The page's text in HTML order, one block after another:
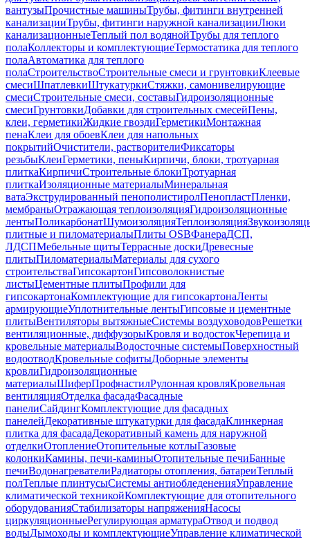
вантузыПрочистные машиныТрубы, фитинги внутренней
канализацииТрубы, фитинги наружной канализацииЛюки
канализационныеТеплый пол водянойТрубы для теплого
полаКоллекторы и комплектующиеТермостатика для теплого
полаАвтоматика для теплого
полаСтроительствоСтроительные смеси и грунтовкиКлеевые
смесиШпатлевкиШтукатуркиСтяжки, самонивелирующие
смесиСтроительные смеси, составыГидроизоляционные
смесиГрунтовкиДобавки для строительных смесейПены,
клеи, герметикиЖидкие гвоздиГерметикиМонтажная
пенаКлеи для обоевКлеи для напольных
покрытийОчистители, растворителиФиксаторы
резьбыКлеиГерметики, пеныКирпичи, блоки, тротуарная
плиткаКирпичиСтроительные блокиТротуарная
плиткаИзоляционные материалыМинеральная
ватаЭкструдированный пенополистиролПенопластПленки,
мембраныОтражающая теплоизоляцияГидроизоляционные
лентыПоликарбонатШумоизоляцияТеплоизоляция
плитные и пиломатериалыПлиты OSBФанераДСП,
ЛДСПМебельные щитыТеррасные доскиДревесные
плитыПиломатериалыМатериалы для сухого
строительстваГипсокартонГипсоволокнистые
листыЦементные плитыПрофили для
гипсокартонаКомплектующие для гипсокартонаЛенты
армирующиеУплотнительные лентыГипсовые и цементные
плитыВентиляторы вытяжныеСистемы воздуховодовРешетки
вентиляционные, диффузорыКровля и водостокЧерепица и
кровельные материалыВодосточные системыПоверхностный
водоотводКровельные софитыДоборные элементы
кровлиГидроизоляционные
материалыШиферПрофнастилРулонная кровляКровельная
вентиляцияОтделка фасадаФасадные
панелиСайдингКомплектующие для фасадных
панелейДекоративные штукатурки для фасадаКлинкерная
плитка для фасадаДекоративный камень для наружной
отделкиОтоплениеОтопительные котлыГазовые
колонкиКамины, печи-каминыОтопительные печиБанные
печиВодонагревателиРадиаторы отопления, батареиТеплый
полТеплые плинтусыСистемы антиобледененияУправление
климатической техникойКомплектующие для отопительного
оборудованияСтабилизаторы напряженияНасосы
циркуляционныеРегулирующая арматураОтвод и подвод
водыДымоходы и комплектующиеУправление климатической